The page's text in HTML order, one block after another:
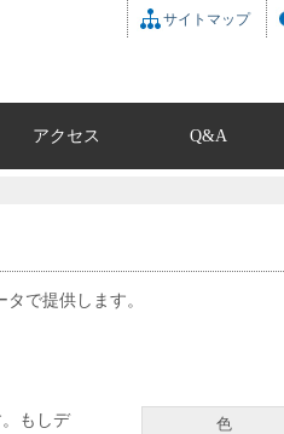
サイトマップ
アクセス Q&A
で提供します。
もしデ
色